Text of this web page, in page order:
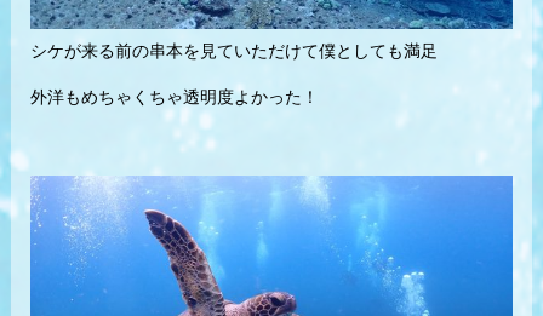
シケが来る前の串本を見ていただけて僕としても満足
外洋もめちゃくちゃ透明度よかった！